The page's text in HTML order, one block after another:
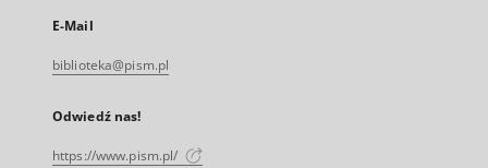
E-Mail
biblioteka@pism.pl
Odwiedź nas!
https://www.pism.pl/